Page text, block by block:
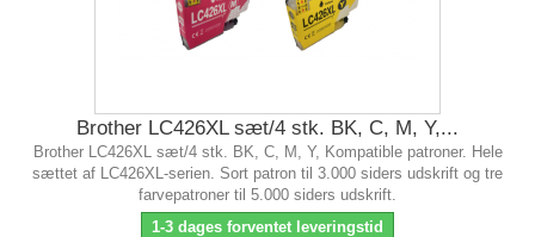
Brother LC426XL sæt/4 stk. BK, C, M, Y,...
Brother LC426XL sæt/4 stk. BK, C, M, Y, Kompatible patroner. Hele
sættet af LC426XL-serien. Sort patron til 3.000 siders udskrift og tre
farvepatroner til 5.000 siders udskrift.
1-3 dages forventet leveringstid